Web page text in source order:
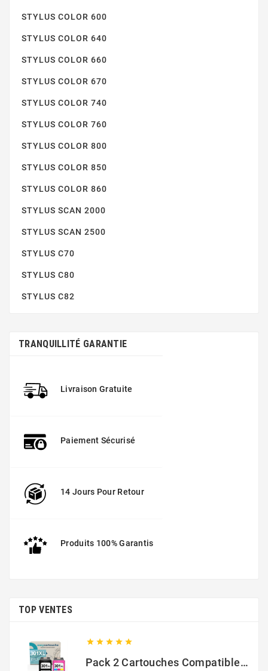
STYLUS BX305F
STYLUS SX130
STYLUS COLOR 600
STYLUS COLOR 640
STYLUS COLOR 660
STYLUS COLOR 670
STYLUS COLOR 740
STYLUS COLOR 760
STYLUS COLOR 800
STYLUS COLOR 850
STYLUS COLOR 860
STYLUS SCAN 2000
STYLUS SCAN 2500
STYLUS C70
STYLUS C80
STYLUS C82
TRANQUILLITÉ GARANTIE
Livraison Gratuite
Paiement Sécurisé
14 Jours Pour Retour
Produits 100% Garantis
TOP VENTES
    
Pack 2 Cartouches Compatible Avec HP 301 XL Noir Et Couleur